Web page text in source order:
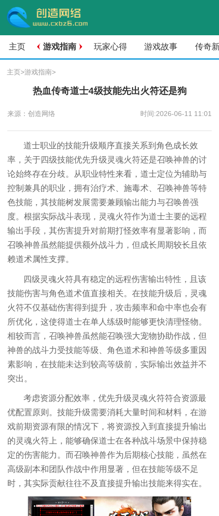
主页 游戏指南 玩家心得 游戏故事 传奇
主页>游戏指南>
热血传奇道士4级技能先出火符还是狗
来源：创造网络 时间:2026-06-11 11:01
道士职业的技能升级顺序直接关系到角色成长效
率，关于四级技能优先升级灵魂火符还是召唤神兽的讨
论始终存在分歧。从职业特性来看，道士定位为辅助与
控制兼具的职业，拥有治疗术、施毒术、召唤神兽等特
色技能，其技能树发展需要兼顾输出能力与召唤兽强
度。根据实际战斗表现，灵魂火符作为道士主要的远程
输出手段，其伤害提升对前期打怪效率有显著影响，而
召唤神兽虽然能提供额外战斗力，但成长周期较长且依
赖道术属性支撑。
四级灵魂火符具有稳定的远程伤害输出特性，且该
技能伤害与角色道术值直接相关。在技能升级后，灵魂
火符不仅基础伤害得到提升，攻击频率和命中率也会有
所优化，这使得道士在单人练级时能够更快清理怪物。
相较而言，召唤神兽虽然能召唤强大宠物协助作战，但
神兽的战斗力受技能等级、角色道术和神兽等级多重因
素影响，在技能未达到较高等级前，实际输出效益并不
突出。
考虑资源分配效率，优先升级灵魂火符符合资源最
优配置原则。技能升级需要消耗大量时间和材料，在游
戏前期资源有限的情况下，将资源投入到直接提升输出
的灵魂火符上，能够确保道士在各种战斗场景中保持稳
定的伤害能力。而召唤神兽作为后期核心技能，虽然在
高级副本和团队作战中作用显著，但在技能等级不足
时，其实际贡献往往不及直接提升输出技能来得实在。